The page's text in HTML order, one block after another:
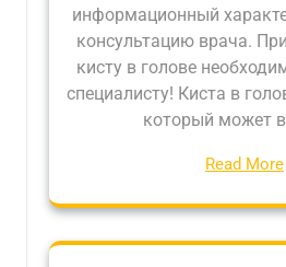
информационный
консультацию врача.
кисту в голове
специалисту! Киста в
который может
Read More